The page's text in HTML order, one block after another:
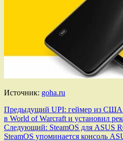
Источник: goha.ru
Навигация
записи
Предыдущий UPI: геймер из США
в World of Warcraft и установил
Следующий: SteamOS для ASUS
SteamOS упоминается консоль